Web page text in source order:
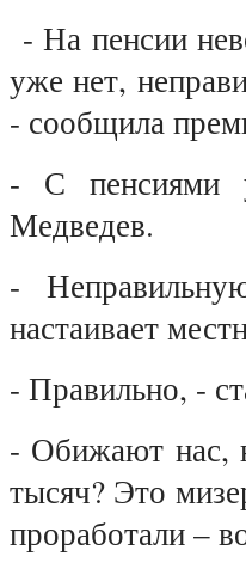
- На пенсии
уже нет,
- сообщила
- С пенсиями
Медведев.
-
настаивает
- Правильно, -
- Обижают нас,
тысяч? Это
проработали –